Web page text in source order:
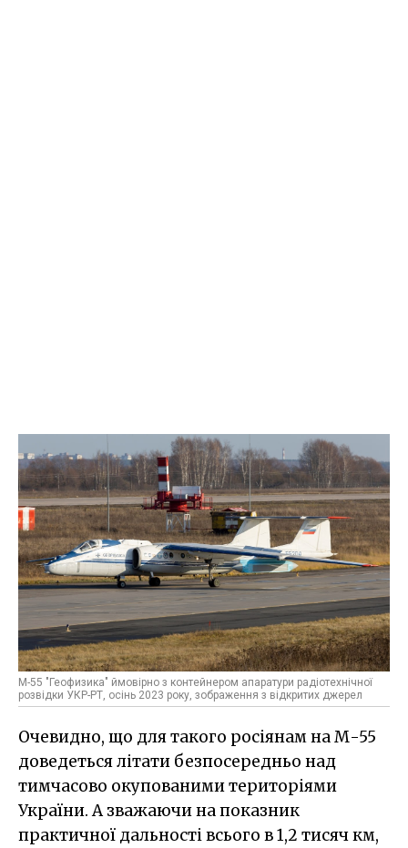
М-55 "Геофизика" ймовірно з контейнером апаратури радіотехнічної
розвідки УКР-РТ, осінь 2023 року, зображення з відкритих джерел
Очевидно, що для такого росіянам на М-55
доведеться літати безпосередньо над
тимчасово окупованими територіями
України. А зважаючи на показник
практичної дальності всього в 1,2 тисяч км,